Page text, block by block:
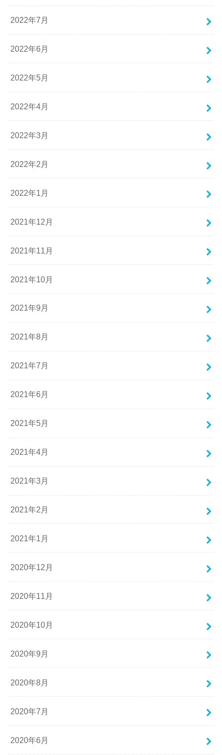
2022年7月
2022年6月
2022年5月
2022年4月
2022年3月
2022年2月
2022年1月
2021年12月
2021年11月
2021年10月
2021年9月
2021年8月
2021年7月
2021年6月
2021年5月
2021年4月
2021年3月
2021年2月
2021年1月
2020年12月
2020年11月
2020年10月
2020年9月
2020年8月
2020年7月
2020年6月